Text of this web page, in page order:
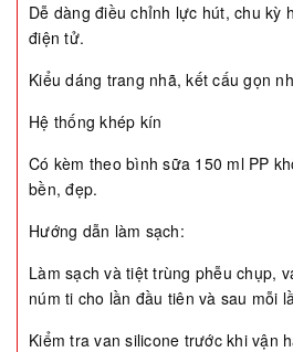
Dễ dàng điều chỉnh lực hút, chu kỳ
điện tử.
Kiểu dáng trang nhã, kết cấu gọn
Hệ thống khép kín
Có kèm theo bình sữa 150 ml PP
bền, đẹp.
Hướng dẫn làm sạch:
Làm sạch và tiệt trùng phễu chụp,
núm ti cho lần đầu tiên và sau mỗi
Kiểm tra van silicone trước khi vận